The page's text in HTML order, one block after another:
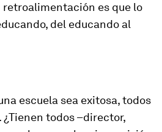
retroalimentación es que lo
del educando al
escuela sea exitosa, todos
todos –director,